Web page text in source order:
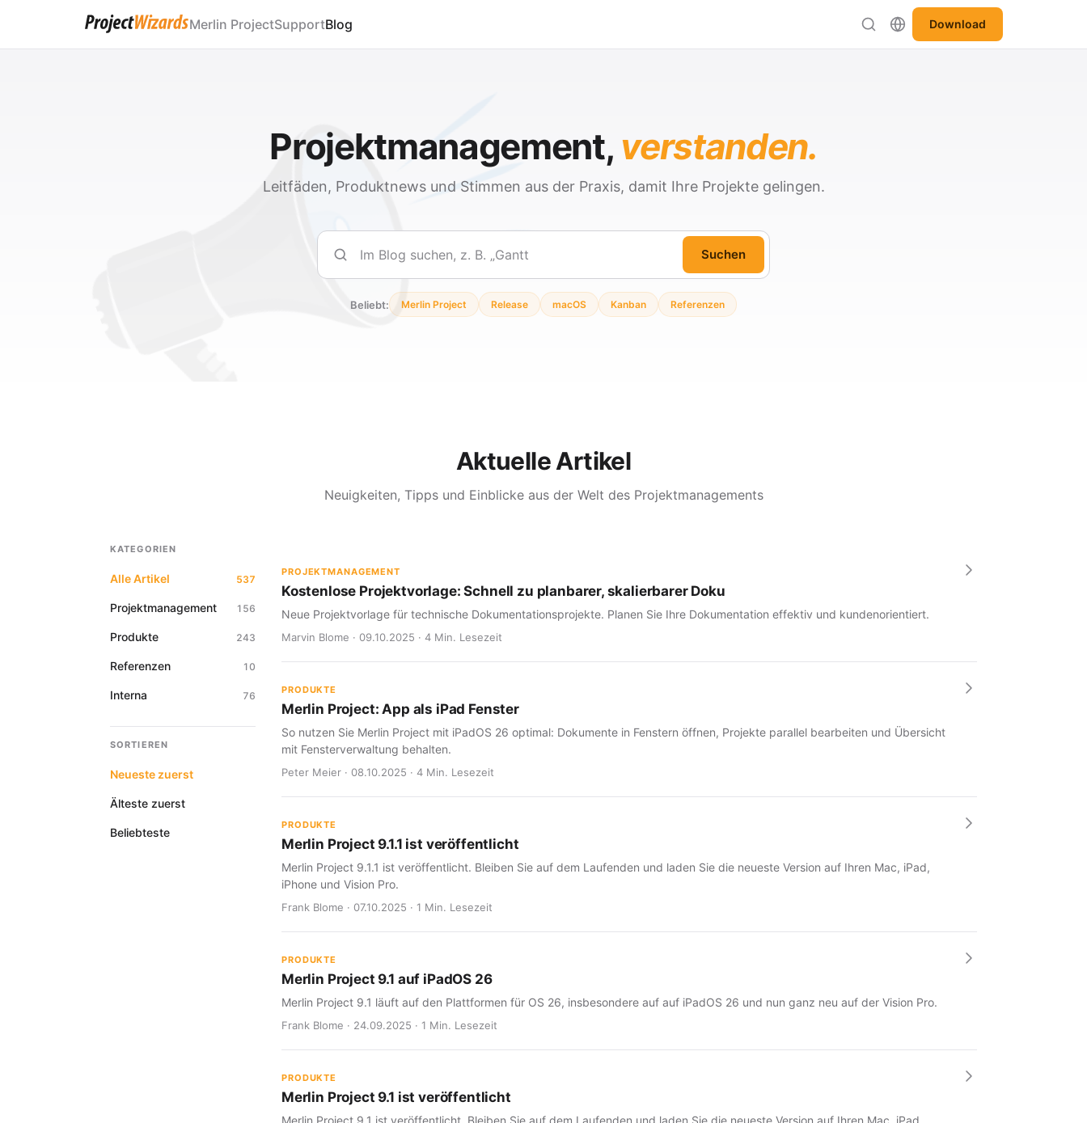
Merlin ProjectSupportBlog Download
Projektmanagement, verstanden.
Leitfäden, Produktnews und Stimmen aus der Praxis, damit Ihre Projekte gelingen.
Suchen
Suchen
Beliebt: Merlin Project Release macOS Kanban Referenzen
Aktuelle Artikel
Neuigkeiten, Tipps und Einblicke aus der Welt des Projektmanagements
KATEGORIEN
Alle Artikel 537
Projektmanagement 156
Produkte 243
Referenzen 10
Interna 76
SORTIEREN
Neueste zuerst
Älteste zuerst
Beliebteste
PROJEKTMANAGEMENT
Kostenlose Projektvorlage: Schnell zu planbarer, skalierbarer Doku
Neue Projektvorlage für technische Dokumentationsprojekte. Planen Sie Ihre Dokumentation effektiv und kundenorientiert.
Marvin Blome · 09.10.2025 · 4 Min. Lesezeit
PRODUKTE
Merlin Project: App als iPad Fenster
So nutzen Sie Merlin Project mit iPadOS 26 optimal: Dokumente in Fenstern öffnen, Projekte parallel bearbeiten und Übersicht
mit Fensterverwaltung behalten.
Peter Meier · 08.10.2025 · 4 Min. Lesezeit
PRODUKTE
Merlin Project 9.1.1 ist veröffentlicht
Merlin Project 9.1.1 ist veröffentlicht. Bleiben Sie auf dem Laufenden und laden Sie die neueste Version auf Ihren Mac, iPad,
iPhone und Vision Pro.
Frank Blome · 07.10.2025 · 1 Min. Lesezeit
PRODUKTE
Merlin Project 9.1 auf iPadOS 26
Merlin Project 9.1 läuft auf den Plattformen für OS 26, insbesondere auf auf iPadOS 26 und nun ganz neu auf der Vision Pro.
Frank Blome · 24.09.2025 · 1 Min. Lesezeit
PRODUKTE
Merlin Project 9.1 ist veröffentlicht
Merlin Project 9.1 ist veröffentlicht. Bleiben Sie auf dem Laufenden und laden Sie die neueste Version auf Ihren Mac, iPad,